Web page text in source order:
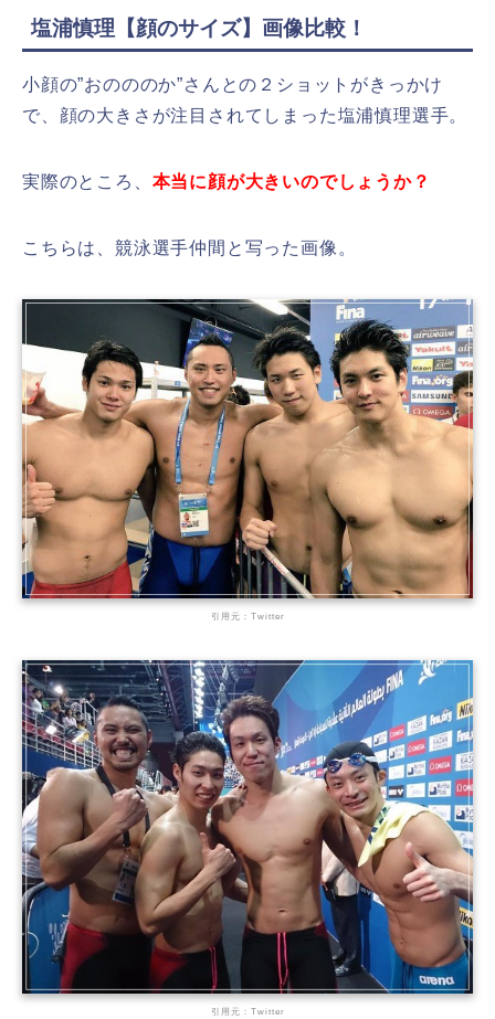
塩浦慎理【顔のサイズ】画像比較！
小顔の”おのののか”さんとの２ショットがきっかけ
で、顔の大きさが注目されてしまった塩浦慎理選手。
実際のところ、 本当に顔が大きいのでしょうか？
こちらは、競泳選手仲間と写った画像。
引用元：Twitter
引用元：Twitter